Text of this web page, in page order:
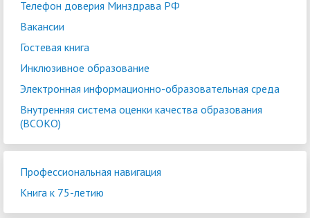
Телефон доверия Минздрава РФ
Вакансии
Гостевая книга
Инклюзивное образование
Электронная информационно-образовательная среда
Внутренняя система оценки качества образования
(ВСОКО)
Профессиональная навигация
Книга к 75-летию